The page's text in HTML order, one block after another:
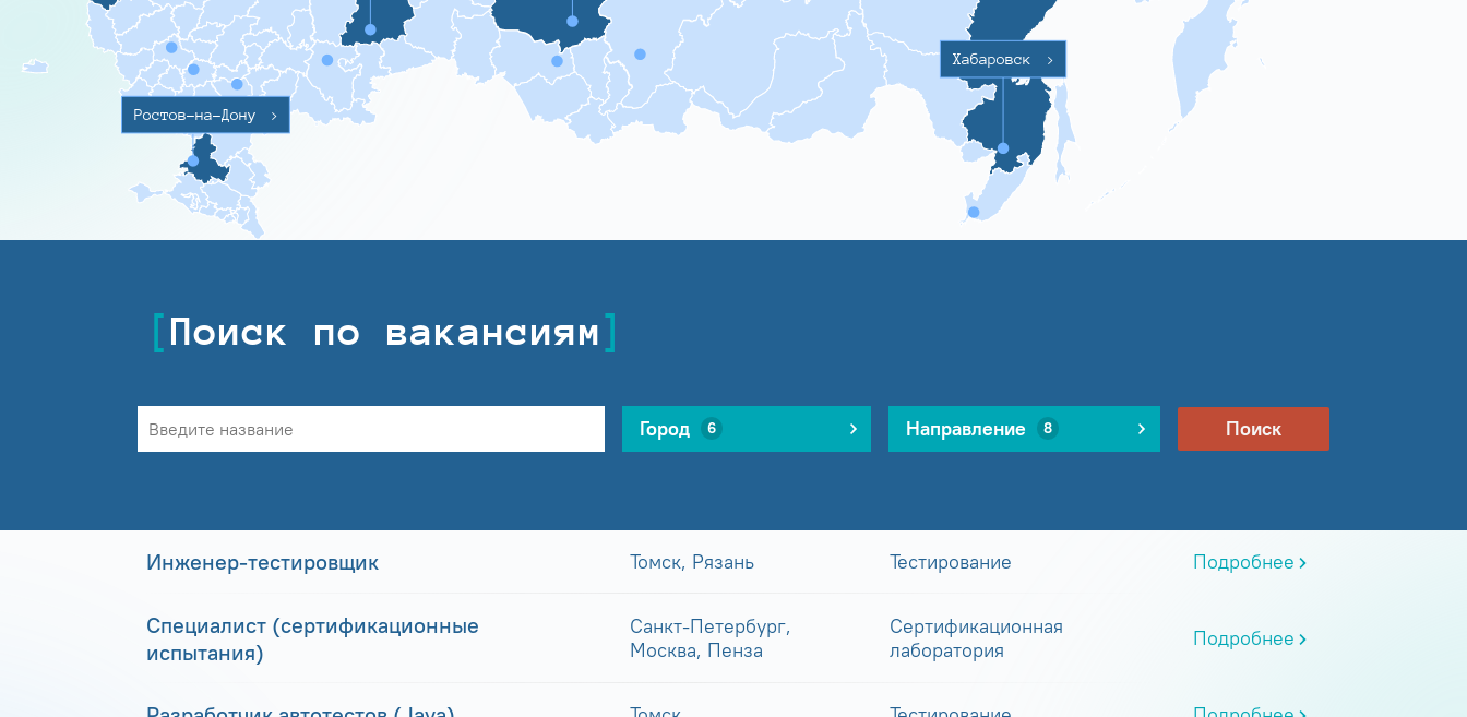
Ростов-на-Дону >
Хабаровск >
Поиск по вакансиям
Город 6 Направление 8 Поиск
Инженер-тестировщик Томск, Рязань Тестирование Подробнее
Специалист (сертификационные
испытания)
Санкт-Петербург,
Москва, Пенза
Сертификационная
лаборатория
Подробнее